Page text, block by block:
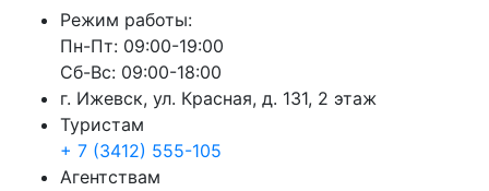
Режим работы:
Пн-Пт: 09:00-19:00
Сб-Вс: 09:00-18:00
г. Ижевск, ул. Красная, д. 131, 2 этаж
Туристам
+ 7 (3412) 555-105
Агентствам